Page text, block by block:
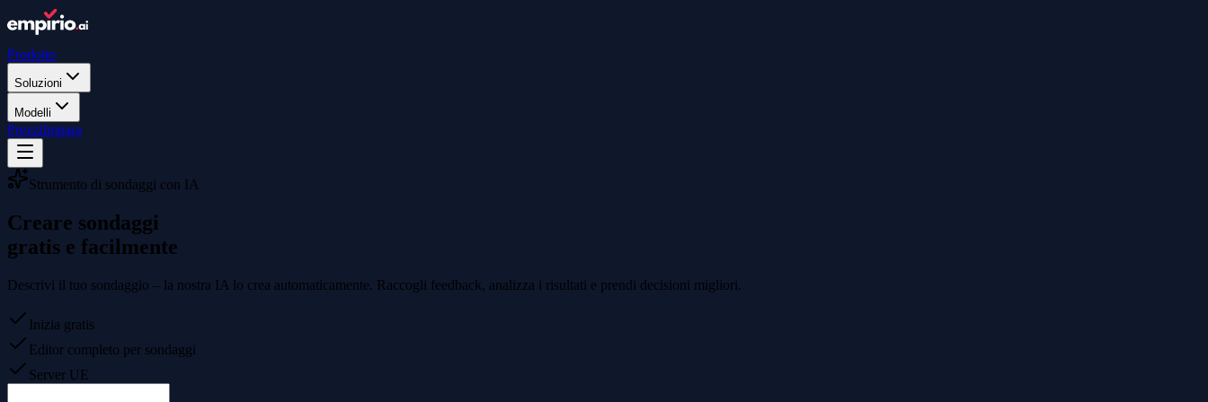
Prodotto
Soluzioni
Modelli
PrezziImpara
Strumento di sondaggi con IA
Creare sondaggi
gratis e facilmente
Descrivi il tuo sondaggio – la nostra IA lo crea automaticamente. Raccogli feedback, analizza i risultati e prendi decisioni migliori.
Inizia gratis
Editor completo per sondaggi
Server UE